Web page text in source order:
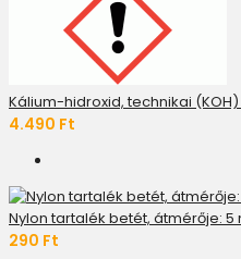
Kálium-hidroxid, technikai
4.490 Ft
Nylon tartalék betét, átmérője: 5
290 Ft